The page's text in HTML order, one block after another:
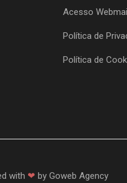
Acesso
Política de
Política de
with ❤ by Goweb Agency